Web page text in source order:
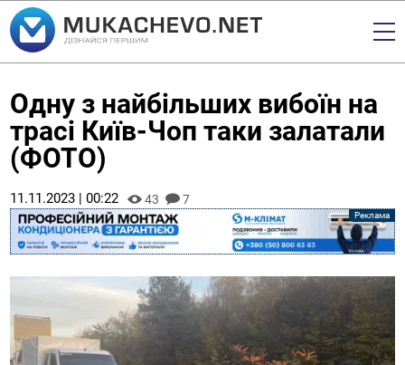
Одну з найбільших вибоїн на
трасі Київ-Чоп таки залатали
(ФОТО)
11.11.2023 | 00:22 43 7